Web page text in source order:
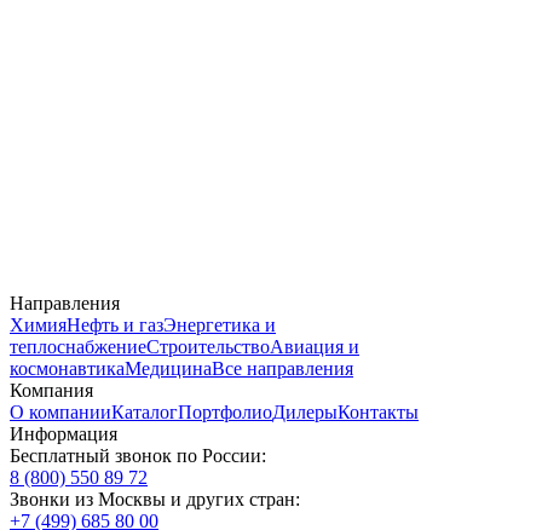
Направления
ХимияНефть и газЭнергетика и
теплоснабжениеСтроительствоАвиация и
космонавтикаМедицинаВсе направления
Компания
О компанииКаталогПортфолиоДилерыКонтакты
Информация
Бесплатный звонок по России:
8 (800) 550 89 72
Звонки из Москвы и других стран:
+7 (499) 685 80 00